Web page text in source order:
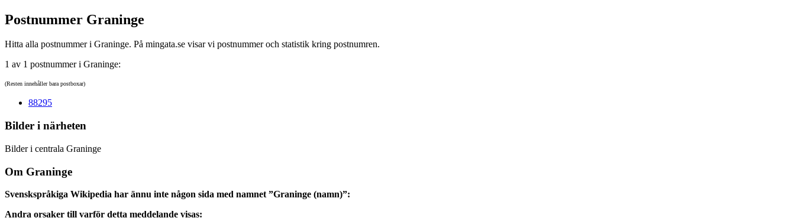
Postnummer Graninge
Hitta alla postnummer i Graninge. På mingata.se visar vi postnummer och statistik kring postnumren.
1 av 1 postnummer i Graninge:
(Resten innehåller bara postboxar)
88295
Bilder i närheten
Bilder i centrala Graninge
Om Graninge
Svenskspråkiga Wikipedia har ännu inte någon sida med namnet ”Graninge (namn)”:
Andra orsaker till varför detta meddelande visas: